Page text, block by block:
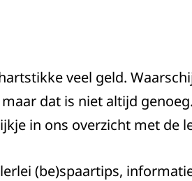
veel geld.
dat is niet altijd
in ons overzicht met de
(be)spaartips,